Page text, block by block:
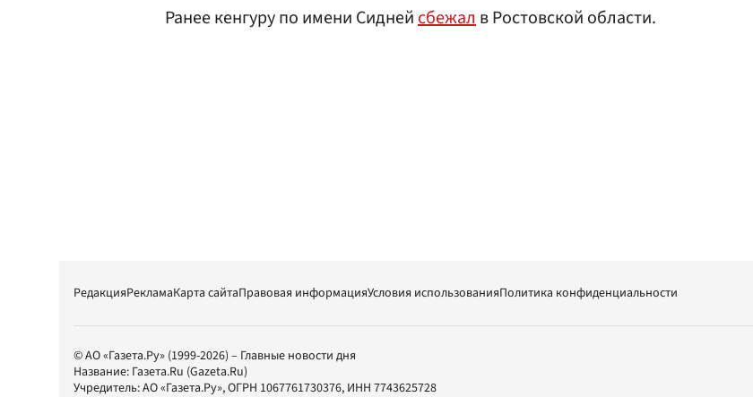
Ранее кенгуру по имени Сиднейсбежалв Ростовской области.
РедакцияРекламаКарта сайтаПравовая информацияУсловия использованияПолитика конфиденциальности
© АО «Газета.Ру» (1999-2026) – Главные новости дня
Название: Газета.Ru (Gazeta.Ru)
Учредитель:АО «Газета.Ру», ОГРН 1067761730376, ИНН 7743625728